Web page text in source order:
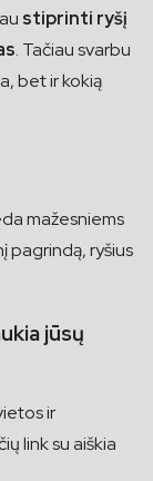
stiprinti ryšį
. Tačiau svarbu
bet ir kokią
mažesniems
pagrindą, ryšius
jūsų
ir
link su aiškia